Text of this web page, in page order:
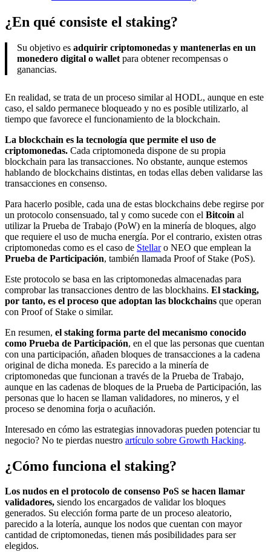
¿En qué consiste el staking?
Su objetivo es adquirir criptomonedas y mantenerlas en un
monedero digital o wallet para obtener recompensas o
ganancias.
En realidad, se trata de un proceso similar al HODL, aunque en este
caso, el saldo permanece bloqueado y no es posible utilizarlo, al
tiempo que favorece el funcionamiento de la blockchain.
La blockchain es la tecnología que permite el uso de
criptomonedas. Cada criptomoneda dispone de su propia
blockchain para las transacciones. No obstante, aunque estemos
hablando de blockchains distintas, en todas ellas deben validarse las
transacciones en consenso.
Para hacerlo posible, cada una de estas blockchains debe regirse por
un protocolo consensuado, tal y como sucede con el Bitcoin al
utilizar la Prueba de Trabajo (PoW) en la minería de bloques, algo
que requiere el uso de mucha energía. Por el contrario, existen otras
criptomonedas como es el caso de Stellaro NEO que emplean la
Prueba de Participación, también llamada Proof of Stake (PoS).
Este protocolo se basa en las criptomonedas almacenadas para
comprobar las transacciones dentro de las blockhains. El stacking,
por tanto, es el proceso que adoptan las blockchains que operan
con Proof of Stake o similar.
En resumen, el staking forma parte del mecanismo conocido
como Prueba de Participación, en el que las personas que cuentan
con una participación, añaden bloques de transacciones a la cadena
original de dicha moneda. Es parecido a la minería de
criptomonedas que funcionan a través de la Prueba de Trabajo,
aunque en las cadenas de bloques de la Prueba de Participación, las
personas que lo hacen se llaman validadores, no mineros, y el
proceso se denomina forja o acuñación.
Interesado en cómo las estrategias innovadoras pueden potenciar tu
negocio? No te pierdas nuestro artículo sobre Growth Hacking.
¿Cómo funciona el staking?
Los nudos en el protocolo de consenso PoS se hacen llamar
validadores, siendo los encargados de validar los bloques
generados. Su elección forma parte de un proceso aleatorio,
parecido a la lotería, aunque los nodos que cuentan con mayor
cantidad de criptomonedas, tienen más posibilidades para ser
elegidos.